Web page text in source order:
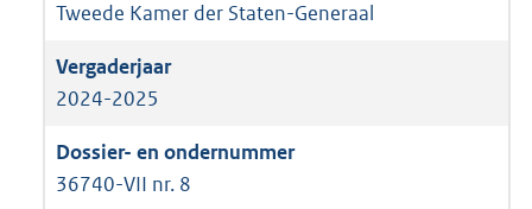
Tweede Kamer der Staten-Generaal
2024-2025
36740-VII nr. 8